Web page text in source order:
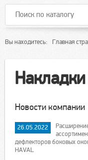
Вы находитесь: Главная
Накладки
Новости компании
26.05.2022
дефлекторов боковых
HAVAL